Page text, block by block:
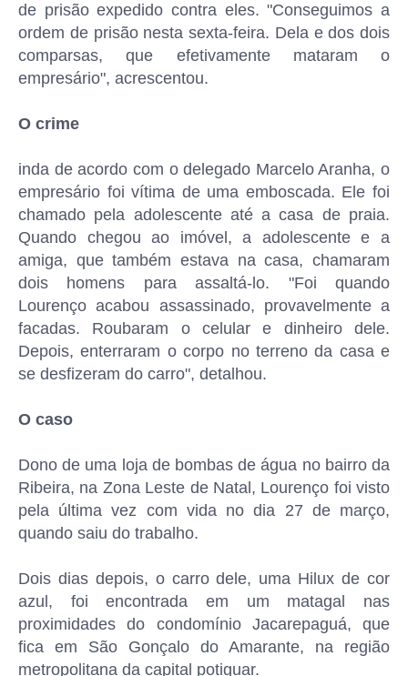
de prisão expedido contra eles. "Conseguimos a
ordem de prisão nesta sexta-feira. Dela e dos dois
comparsas, que efetivamente mataram o
empresário", acrescentou.
O crime
inda de acordo com o delegado Marcelo Aranha, o
empresário foi vítima de uma emboscada. Ele foi
chamado pela adolescente até a casa de praia.
Quando chegou ao imóvel, a adolescente e a
amiga, que também estava na casa, chamaram
dois homens para assaltá-lo. "Foi quando
Lourenço acabou assassinado, provavelmente a
facadas. Roubaram o celular e dinheiro dele.
Depois, enterraram o corpo no terreno da casa e
se desfizeram do carro", detalhou.
O caso
Dono de uma loja de bombas de água no bairro da
Ribeira, na Zona Leste de Natal, Lourenço foi visto
pela última vez com vida no dia 27 de março,
quando saiu do trabalho.
Dois dias depois, o carro dele, uma Hilux de cor
azul, foi encontrada em um matagal nas
proximidades do condomínio Jacarepaguá, que
fica em São Gonçalo do Amarante, na região
metropolitana da capital potiguar.